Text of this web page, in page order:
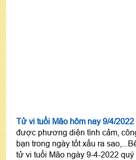
Tử vi tuổi Mão hôm nay 9/4/2022
được phương diện tình cảm,
bạn trong ngày tốt xấu ra
tử vi tuổi Mão ngày 9-4-2022